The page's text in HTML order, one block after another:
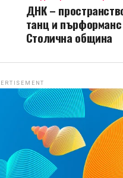
ДНК –
танц и
Столична община